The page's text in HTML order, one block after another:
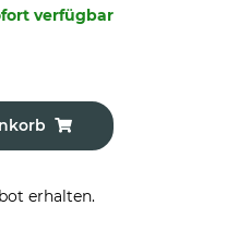
verfügbar
erhalten.